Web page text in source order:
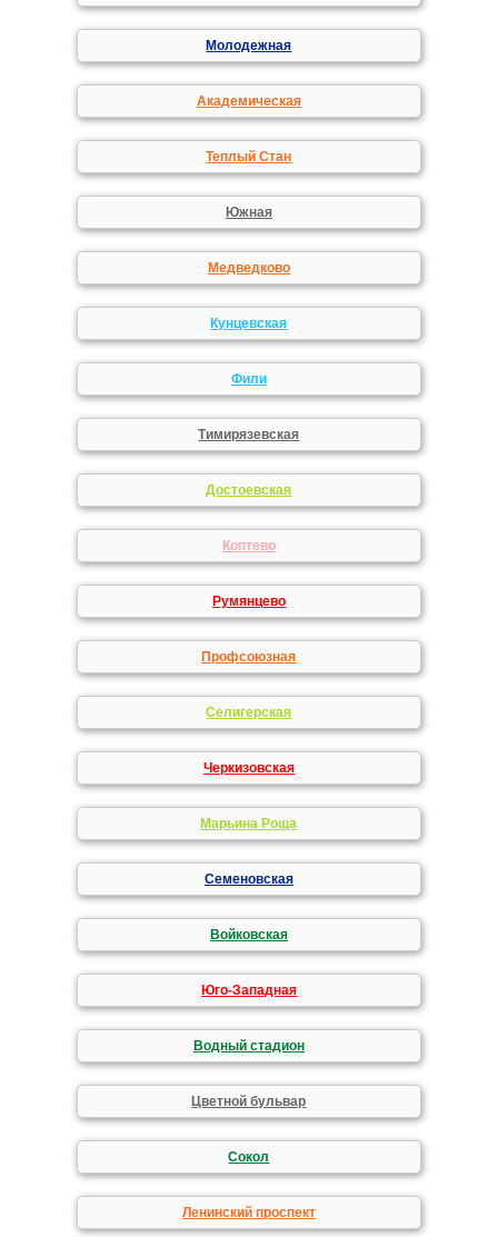
Молодежная
Академическая
Теплый Стан
Южная
Медведково
Кунцевская
Фили
Тимирязевская
Достоевская
Коптево
Румянцево
Профсоюзная
Селигерская
Черкизовская
Марьина Роща
Семеновская
Войковская
Юго-Западная
Водный стадион
Цветной бульвар
Сокол
Ленинский проспект